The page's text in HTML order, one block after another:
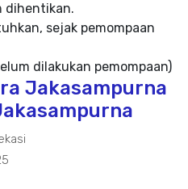
dihentikan.
sejak pemompaan
dilakukan pemompaan)
Jakasampurna